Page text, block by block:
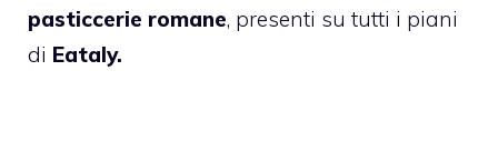
pasticcerie romane, presenti su tutti i piani
di Eataly.